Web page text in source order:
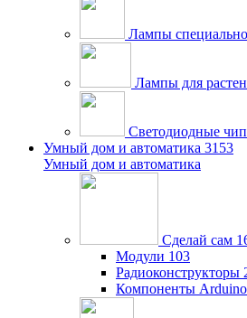
Лампы
Лампы для
Светодиодные
Умный дом и автоматика 3153
Умный дом и автоматика
Сделай сам
Модули 103
Радиоконструкторы
Компоненты Arduino